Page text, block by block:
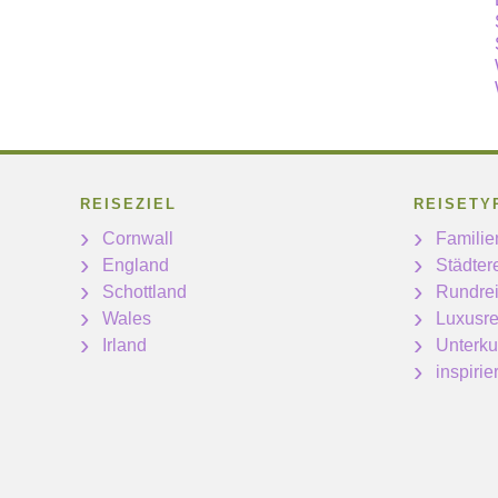
REISEZIEL
Cornwall
England
Schottland
Wales
Irland